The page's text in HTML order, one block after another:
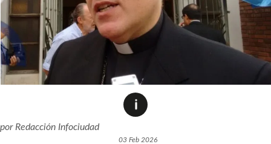
porRedacción Infociudad
03 Feb 2026